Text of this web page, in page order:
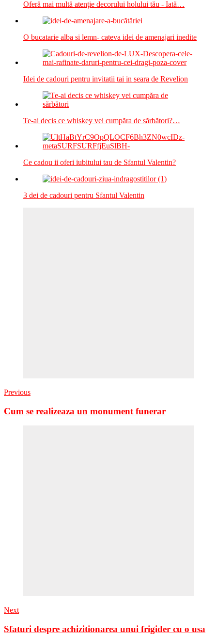
Oferă mai multă atenție decorului holului tău - Iată…
O bucatarie alba si lemn- cateva idei de amenajari inedite
Idei de cadouri pentru invitatii tai in seara de Revelion
Te-ai decis ce whiskey vei cumpăra de sărbători?…
Ce cadou ii oferi iubitului tau de Sfantul Valentin?
3 dei de cadouri pentru Sfantul Valentin
Previous
Cum se realizeaza un monument funerar
Next
Sfaturi despre achizitionarea unui frigider cu o usa